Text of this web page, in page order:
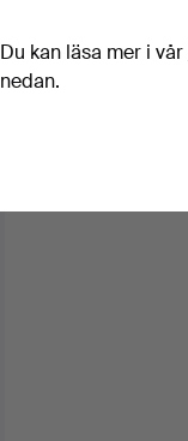
Du kan läsa mer i vår
nedan.